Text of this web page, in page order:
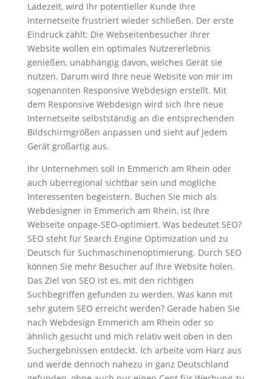
Ladezeit, wird Ihr potentieller Kunde Ihre
Internetseite frustriert wieder schließen. Der erste
Eindruck zählt: Die Webseitenbesucher Ihrer
Website wollen ein optimales Nutzererlebnis
genießen, unabhängig davon, welches Gerät sie
nutzen. Darum wird Ihre neue Website von mir im
sogenannten Responsive Webdesign erstellt. Mit
dem Responsive Webdesign wird sich Ihre neue
Internetseite selbstständig an die entsprechenden
Bildschirmgrößen anpassen und sieht auf jedem
Gerät großartig aus.
Ihr Unternehmen soll in Emmerich am Rhein oder
auch überregional sichtbar sein und mögliche
Interessenten begeistern. Buchen Sie mich als
Webdesigner in Emmerich am Rhein, ist Ihre
Webseite onpage-SEO-optimiert. Was bedeutet SEO?
SEO steht für Search Engine Optimization und zu
Deutsch für Suchmaschinenoptimierung. Durch SEO
können Sie mehr Besucher auf Ihre Website holen.
Das Ziel von SEO ist es, mit den richtigen
Suchbegriffen gefunden zu werden. Was kann mit
sehr gutem SEO erreicht werden? Gerade haben Sie
nach Webdesign Emmerich am Rhein oder so
ähnlich gesucht und mich relativ weit oben in den
Suchergebnissen entdeckt. Ich arbeite vom Harz aus
und werde dennoch nahezu in ganz Deutschland